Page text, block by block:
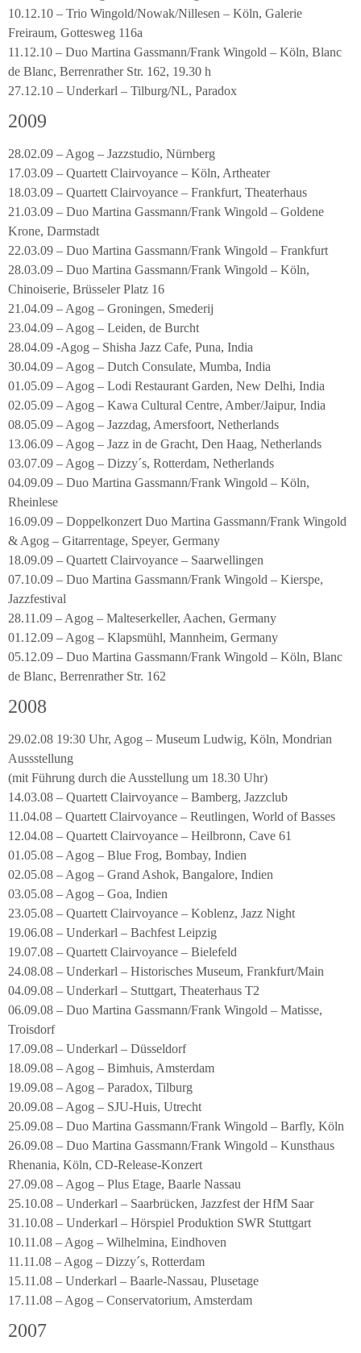
10.12.10 – Trio Wingold/Nowak/Nillesen – Köln, Galerie
Freiraum, Gottesweg 116a
11.12.10 – Duo Martina Gassmann/Frank Wingold – Köln, Blanc
de Blanc, Berrenrather Str. 162, 19.30 h
27.12.10 – Underkarl – Tilburg/NL, Paradox
2009
28.02.09 – Agog – Jazzstudio, Nürnberg
17.03.09 – Quartett Clairvoyance – Köln, Artheater
18.03.09 – Quartett Clairvoyance – Frankfurt, Theaterhaus
21.03.09 – Duo Martina Gassmann/Frank Wingold – Goldene
Krone, Darmstadt
22.03.09 – Duo Martina Gassmann/Frank Wingold – Frankfurt
28.03.09 – Duo Martina Gassmann/Frank Wingold – Köln,
Chinoiserie, Brüsseler Platz 16
21.04.09 – Agog – Groningen, Smederij
23.04.09 – Agog – Leiden, de Burcht
28.04.09 -Agog – Shisha Jazz Cafe, Puna, India
30.04.09 – Agog – Dutch Consulate, Mumba, India
01.05.09 – Agog – Lodi Restaurant Garden, New Delhi, India
02.05.09 – Agog – Kawa Cultural Centre, Amber/Jaipur, India
08.05.09 – Agog – Jazzdag, Amersfoort, Netherlands
13.06.09 – Agog – Jazz in de Gracht, Den Haag, Netherlands
03.07.09 – Agog – Dizzy´s, Rotterdam, Netherlands
04.09.09 – Duo Martina Gassmann/Frank Wingold – Köln,
Rheinlese
16.09.09 – Doppelkonzert Duo Martina Gassmann/Frank Wingold
& Agog – Gitarrentage, Speyer, Germany
18.09.09 – Quartett Clairvoyance – Saarwellingen
07.10.09 – Duo Martina Gassmann/Frank Wingold – Kierspe,
Jazzfestival
28.11.09 – Agog – Malteserkeller, Aachen, Germany
01.12.09 – Agog – Klapsmühl, Mannheim, Germany
05.12.09 – Duo Martina Gassmann/Frank Wingold – Köln, Blanc
de Blanc, Berrenrather Str. 162
2008
29.02.08 19:30 Uhr, Agog – Museum Ludwig, Köln, Mondrian
Aussstellung
(mit Führung durch die Ausstellung um 18.30 Uhr)
14.03.08 – Quartett Clairvoyance – Bamberg, Jazzclub
11.04.08 – Quartett Clairvoyance – Reutlingen, World of Basses
12.04.08 – Quartett Clairvoyance – Heilbronn, Cave 61
01.05.08 – Agog – Blue Frog, Bombay, Indien
02.05.08 – Agog – Grand Ashok, Bangalore, Indien
03.05.08 – Agog – Goa, Indien
23.05.08 – Quartett Clairvoyance – Koblenz, Jazz Night
19.06.08 – Underkarl – Bachfest Leipzig
19.07.08 – Quartett Clairvoyance – Bielefeld
24.08.08 – Underkarl – Historisches Museum, Frankfurt/Main
04.09.08 – Underkarl – Stuttgart, Theaterhaus T2
06.09.08 – Duo Martina Gassmann/Frank Wingold – Matisse,
Troisdorf
17.09.08 – Underkarl – Düsseldorf
18.09.08 – Agog – Bimhuis, Amsterdam
19.09.08 – Agog – Paradox, Tilburg
20.09.08 – Agog – SJU-Huis, Utrecht
25.09.08 – Duo Martina Gassmann/Frank Wingold – Barfly, Köln
26.09.08 – Duo Martina Gassmann/Frank Wingold – Kunsthaus
Rhenania, Köln, CD-Release-Konzert
27.09.08 – Agog – Plus Etage, Baarle Nassau
25.10.08 – Underkarl – Saarbrücken, Jazzfest der HfM Saar
31.10.08 – Underkarl – Hörspiel Produktion SWR Stuttgart
10.11.08 – Agog – Wilhelmina, Eindhoven
11.11.08 – Agog – Dizzy´s, Rotterdam
15.11.08 – Underkarl – Baarle-Nassau, Plusetage
17.11.08 – Agog – Conservatorium, Amsterdam
2007